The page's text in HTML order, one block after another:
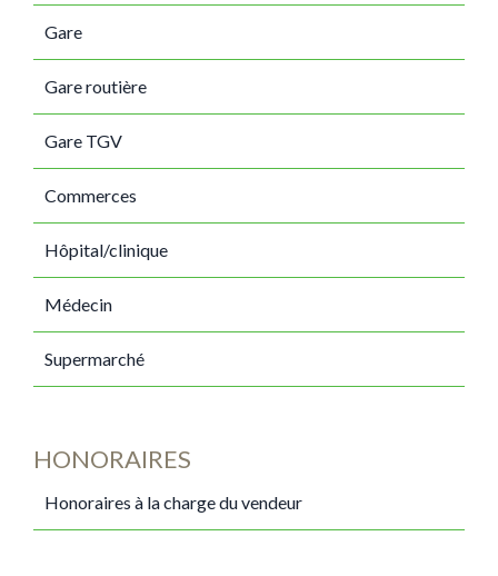
Gare
Gare routière
Gare TGV
Commerces
Hôpital/clinique
Médecin
Supermarché
HONORAIRES
Honoraires à la charge du vendeur